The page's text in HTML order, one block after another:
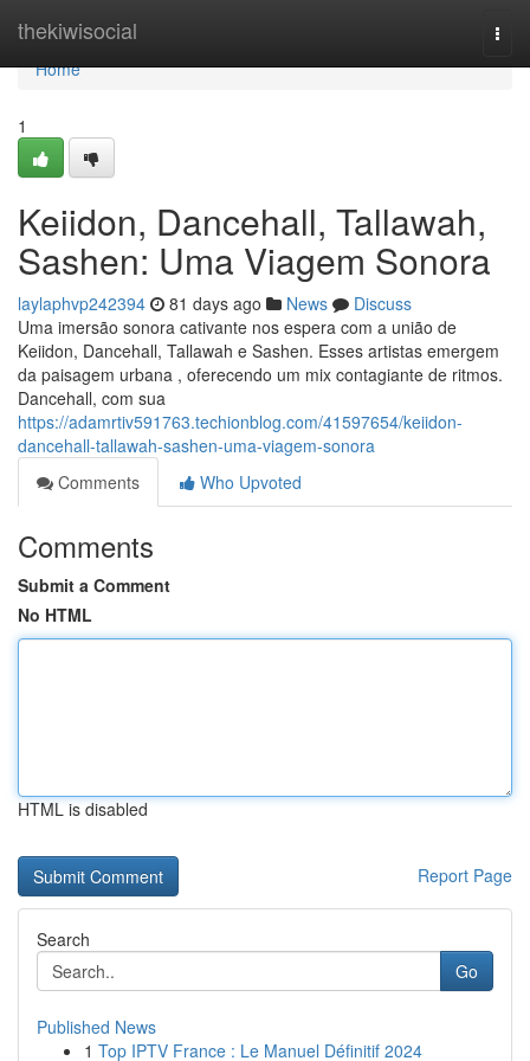
thekiwisocial
Home
Home
1
Keiidon, Dancehall, Tallawah,
Sashen: Uma Viagem Sonora
laylaphvp242394 81 days ago News
Discuss
Uma imersão sonora cativante nos espera com a união de
Keiidon, Dancehall, Tallawah e Sashen. Esses artistas emergem
da paisagem urbana , oferecendo um mix contagiante de ritmos.
Dancehall, com sua
https://adamrtiv591763.techionblog.com/41597654/keiidon-
dancehall-tallawah-sashen-uma-viagem-sonora
Comments
Who Upvoted
Comments
Submit a Comment
No HTML
HTML is disabled
Report Page
Search
Go
Published News
1 Top IPTV France : Le Manuel Définitif 2024